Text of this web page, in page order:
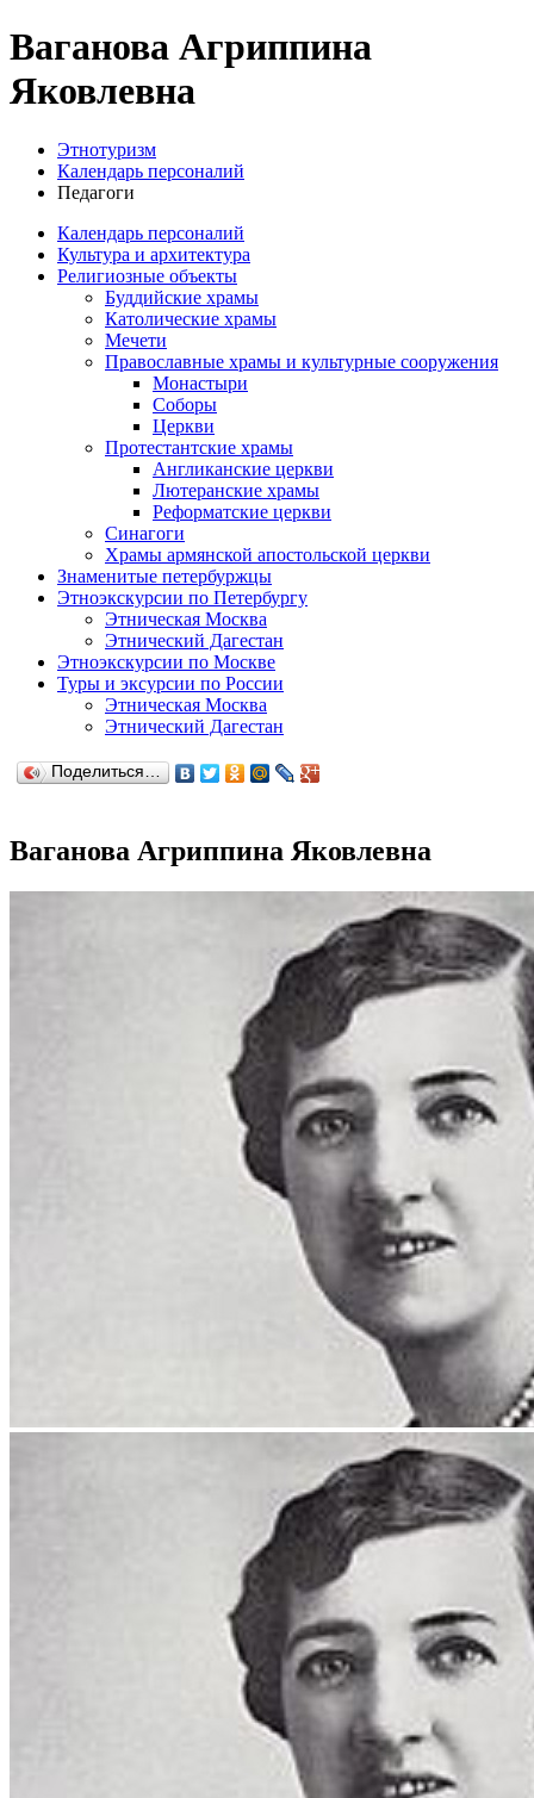
Ваганова Агриппина
Яковлевна
Этнотуризм
Календарь персоналий
Педагоги
Календарь персоналий
Культура и архитектура
Религиозные объекты
Буддийские храмы
Католические храмы
Мечети
Православные храмы и культурные сооружения
Монастыри
Соборы
Церкви
Протестантские храмы
Англиканские церкви
Лютеранские храмы
Реформатские церкви
Синагоги
Храмы армянской апостольской церкви
Знаменитые петербуржцы
Этноэкскурсии по Петербургу
Этническая Москва
Этнический Дагестан
Этноэкскурсии по Москве
Туры и эксурсии по России
Этническая Москва
Этнический Дагестан
Поделиться…
Ваганова Агриппина Яковлевна